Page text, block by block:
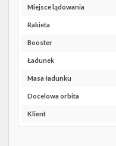
Facebook
Kalendarze
Miejsce lądowania
Rakieta
Booster
Ładunek
Masa ładunku
Docelowa orbita
Klient